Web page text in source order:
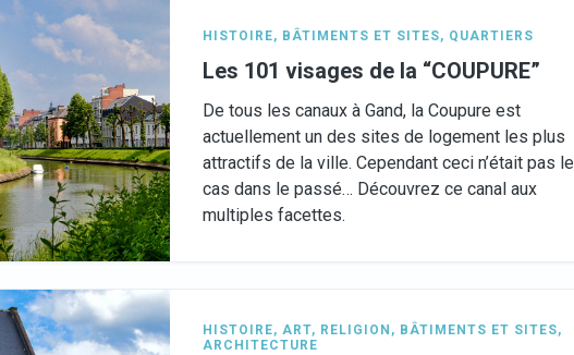
HISTOIRE, BÂTIMENTS ET SITES, QUARTIERS
Les 101 visages de la “COUPURE”
De tous les canaux à Gand, la Coupure est
actuellement un des sites de logement les plus
attractifs de la ville. Cependant ceci n’était pas le
cas dans le passé… Découvrez ce canal aux
multiples facettes.
HISTOIRE, ART, RELIGION , BÂTIMENTS ET SITES,
ARCHITECTURE